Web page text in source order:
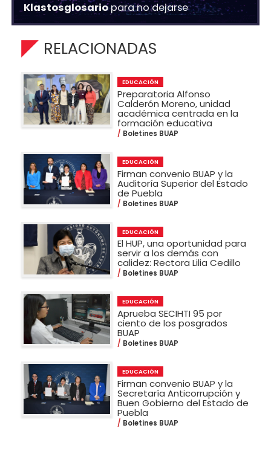
Klastosglosariopara no dejarse
RELACIONADAS
EDUCACIÓN
Preparatoria Alfonso
Calderón Moreno, unidad
académica centrada en la
formación educativa
Boletines BUAP
EDUCACIÓN
Firman convenio BUAP y la
Auditoría Superior del Estado
de Puebla
Boletines BUAP
EDUCACIÓN
El HUP, una oportunidad para
servir a los demás con
calidez: Rectora Lilia Cedillo
Boletines BUAP
EDUCACIÓN
Aprueba SECIHTI 95 por
ciento de los posgrados
BUAP
Boletines BUAP
EDUCACIÓN
Firman convenio BUAP y la
Secretaría Anticorrupción y
Buen Gobierno del Estado de
Puebla
Boletines BUAP